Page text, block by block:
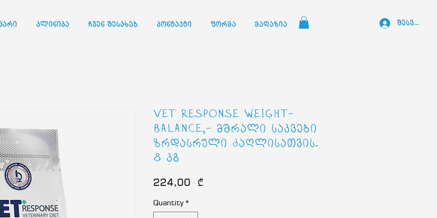
კლინიკა ჩვენ შესახებ კონტაქტი ფორმა მაღაზია შესვლა
VET RESPONSE WEIGHT-
BALANCE,- მშრალი საკვები
ზრდასრული ძაღლისათვის.
8 კგ
224,00 ₾Price
Quantity *